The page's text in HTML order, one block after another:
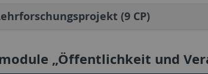
(9 CP)
„Öffentlichkeit und